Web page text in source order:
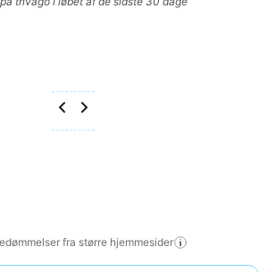
fra større hjemmesider